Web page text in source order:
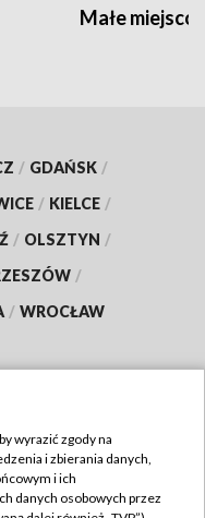
Małe
/ GDAŃSK /
/ KIELCE /
/ OLSZTYN /
/
/ WROCŁAW
wyrazić zgody na
i zbierania danych,
i ich
danych osobowych przez